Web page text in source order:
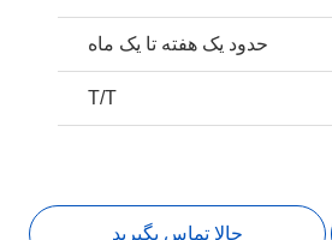
حدود یک هفته تا یک ماه
T/T
حالا تماس بگیرید